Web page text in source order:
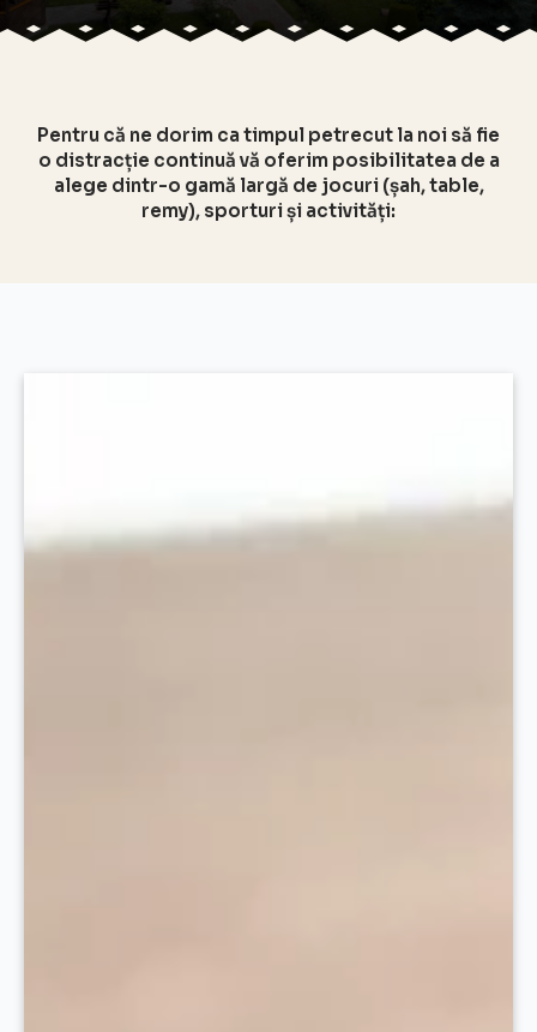
Pentru că ne dorim ca timpul petrecut la noi să fie
o distracție continuă vă oferim posibilitatea de a
alege dintr-o gamă largă de jocuri (șah, table,
remy), sporturi și activități: